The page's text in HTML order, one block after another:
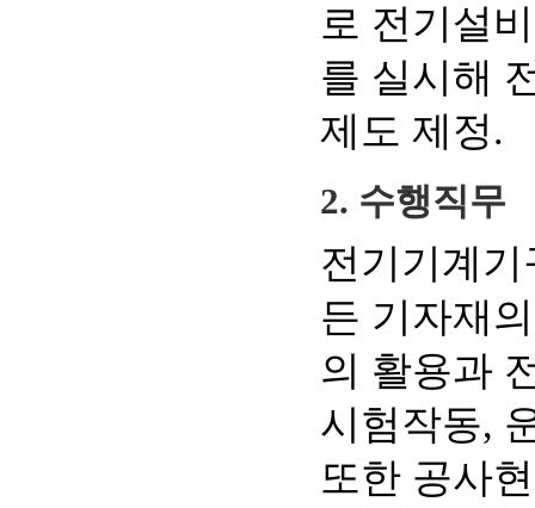
로 전기설
를 실시해
제도 제정.
2. 수행직무
전기기계
든 기자재
의 활용과
시험작동,
또한 공사